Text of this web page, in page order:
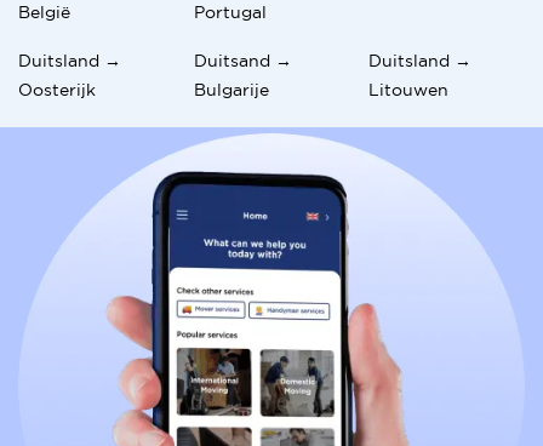
België
Portugal
Duitsland →
Oosterijk
Duitsand →
Bulgarije
Duitsland →
Litouwen